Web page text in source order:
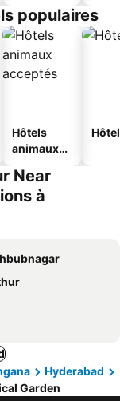
s populaires
Hôtels
animaux
Near
à
Hyderabad
Garden